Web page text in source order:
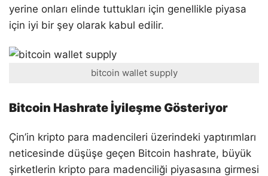
yerine onları elinde tuttukları için genellikle piyasa
için iyi bir şey olarak kabul edilir.
bitcoin wallet supply
Bitcoin Hashrate İyileşme Gösteriyor
Çin’in kripto para madencileri üzerindeki yaptırımları
neticesinde düşüşe geçen Bitcoin hashrate, büyük
şirketlerin kripto para madenciliği piyasasına girmesi